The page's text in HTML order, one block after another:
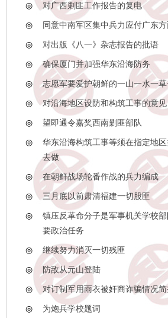
◎ 对广西剿匪工作报告的复电
◎ 同意中南军区集中兵力应付广东
◎ 对出版《八一》杂志报告的批语
◎ 确保厦门并加强华东沿海防务
◎ 志愿军要爱护朝鲜的一山一水一草
◎ 对沿海地区设防和构筑工事的意见
◎ 望即通令嘉奖西南剿匪部队
◎
华东沿海构筑工事等须在指定地
去做
◎ 在朝鲜战场轮番作战的兵力编成
◎ 三月底以前肃清福建一切股匪
◎
镇压反革命分子是军事机关学校
要政治任务
◎ 继续努力消灭一切残匪
◎ 防敌从元山登陆
◎ 对订制军用雨衣被奸商诈骗情况
◎ 为炮兵学校题词